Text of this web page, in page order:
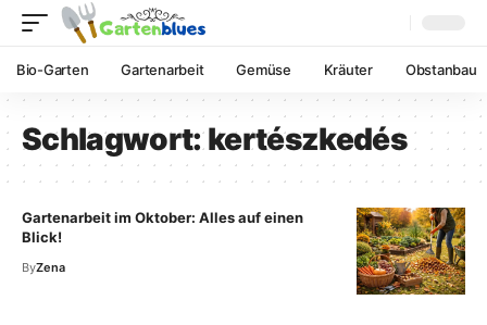
Bio-Garten Gartenarbeit Gemüse Kräuter Obstanbau
Schlagwort:kertészkedés
Gartenarbeit im Oktober: Alles auf einen
Blick!
ByZena